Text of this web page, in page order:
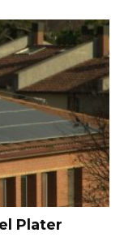
Plater